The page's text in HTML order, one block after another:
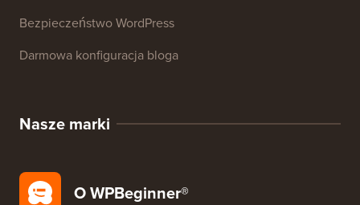
Bezpieczeństwo WordPress
Darmowa konfiguracja bloga
Nasze marki
O WPBeginner®